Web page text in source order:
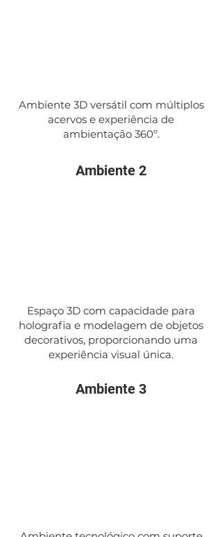
Ambiente 3D versátil com múltiplos
acervos e experiência de
ambientação 360º.
Ambiente 2
Espaço 3D com capacidade para
holografia e modelagem de objetos
decorativos, proporcionando uma
experiência visual única.
Ambiente 3